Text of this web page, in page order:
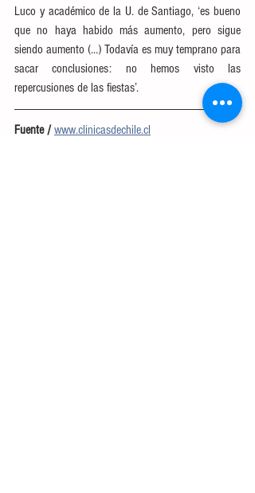
Luco y académico de la U. de Santiago, ‘es bueno
que no haya habido más aumento, pero sigue
siendo aumento (…) Todavía es muy temprano para
sacar conclusiones: no hemos visto las
repercusiones de las fiestas’.
Fuente / www.clinicasdechile.cl